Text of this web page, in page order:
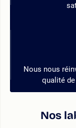
Nous nous
qualité
Nos